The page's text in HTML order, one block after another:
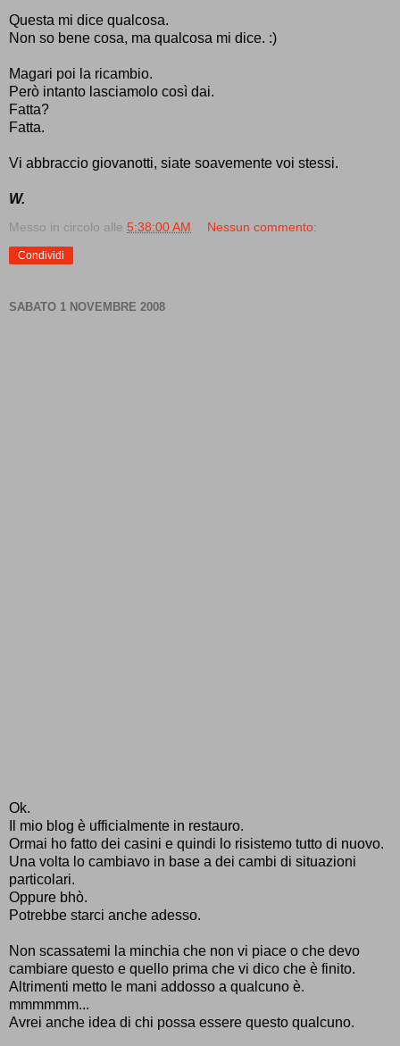
Questa mi dice qualcosa.
Non so bene cosa, ma qualcosa mi dice. :)
Magari poi la ricambio.
Però intanto lasciamolo così dai.
Fatta?
Fatta.
Vi abbraccio giovanotti, siate soavemente voi stessi.
W.
Messo in circolo alle 5:38:00 AM Nessun commento:
Condividi
SABATO 1 NOVEMBRE 2008
Ok.
Il mio blog è ufficialmente in restauro.
Ormai ho fatto dei casini e quindi lo risistemo tutto di nuovo.
Una volta lo cambiavo in base a dei cambi di situazioni
particolari.
Oppure bhò.
Potrebbe starci anche adesso.
Non scassatemi la minchia che non vi piace o che devo
cambiare questo e quello prima che vi dico che è finito.
Altrimenti metto le mani addosso a qualcuno è.
mmmmmm...
Avrei anche idea di chi possa essere questo qualcuno.